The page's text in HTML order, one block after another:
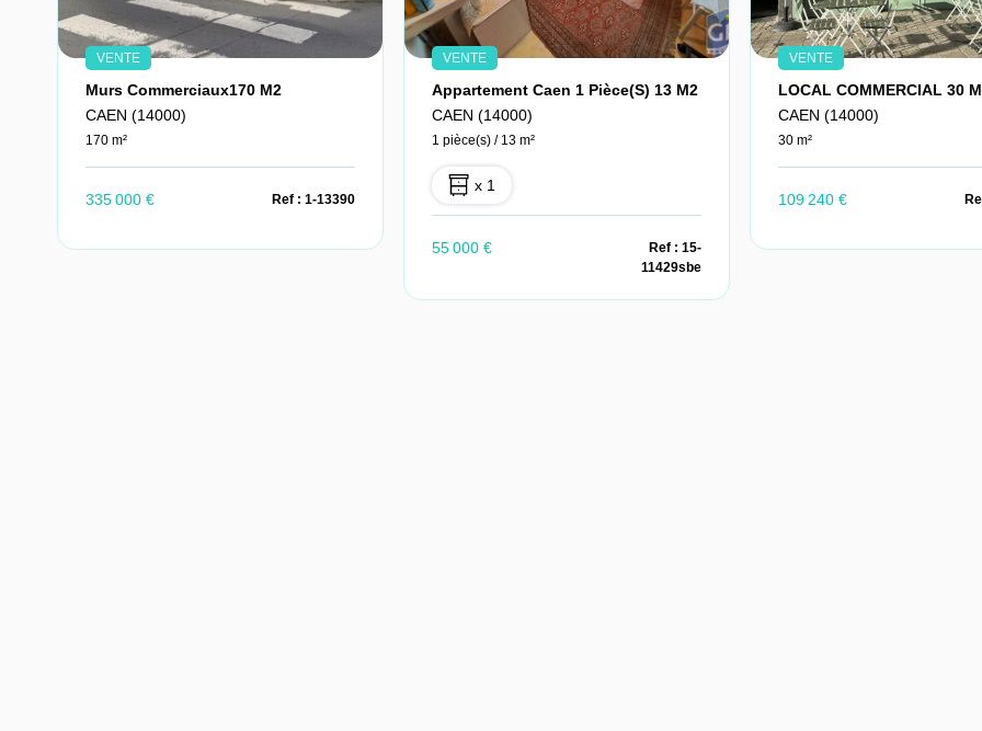
VENTE
Murs Commerciaux170 M2
CAEN (14000)
170 m²
335 000 € Ref : 1-13390
VENTE
Appartement Caen 1 Pièce(s) 13 M2
CAEN (14000)
1 pièce(s) / 13 m²
x 1
55 000 €
Ref : 15-
11429sbe
VENTE
LOCAL COMMERCIAL 30
CAEN (14000)
30 m²
109 240 €